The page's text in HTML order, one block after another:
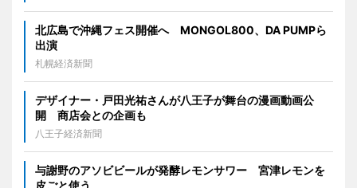
北広島で沖縄フェス開催へ MONGOL800、DA PUMPら
出演
札幌経済新聞
デザイナー・戸田光祐さんが八王子が舞台の漫画動画公
開 商店会との企画も
八王子経済新聞
与謝野のアソビビールが発酵レモンサワー 宮津レモンを
皮ごと使う